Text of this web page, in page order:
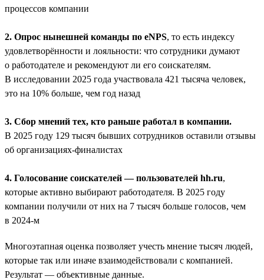
процессов компании
2. Опрос нынешней команды по eNPS, то есть индексу
удовлетворённости и лояльности: что сотрудники думают
о работодателе и рекомендуют ли его соискателям.
В исследовании 2025 года участвовала 421 тысяча человек,
это на 10% больше, чем год назад
3. Сбор мнений тех, кто раньше работал в компании.
В 2025 году 129 тысяч бывших сотрудников оставили отзывы
об организациях-финалистах
4. Голосование соискателей — пользователей hh.ru,
которые активно выбирают работодателя. В 2025 году
компании получили от них на 7 тысяч больше голосов, чем
в 2024-м
Многоэтапная оценка позволяет учесть мнение тысяч людей,
которые так или иначе взаимодействовали с компанией.
Результат — объективные данные.